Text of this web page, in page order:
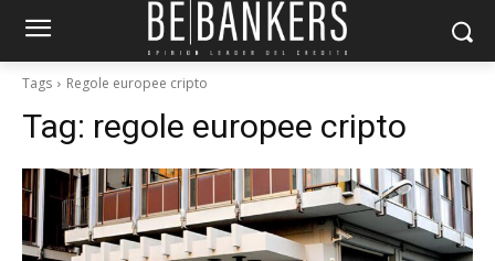
Tags Regole europee cripto
Tag: regole europee cripto